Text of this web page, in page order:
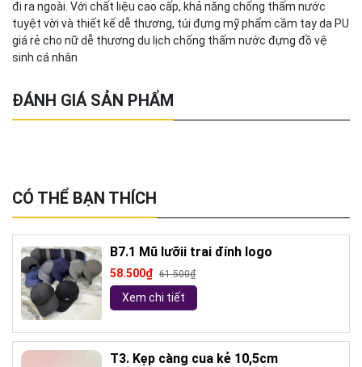
đi ra ngoài. Với chất liệu cao cấp, khả năng chống thấm nước
tuyệt vời và thiết kế dễ thương, túi đựng mỹ phẩm cầm tay da PU
giá rẻ cho nữ dễ thương du lịch chống thấm nước đựng đồ vệ
sinh cá nhân
ĐÁNH GIÁ SẢN PHẨM
CÓ THỂ BẠN THÍCH
B7.1 Mũ lưỡii trai đính logo
58.500₫ 61.500₫
Xem chi tiết
T3. Kẹp càng cua kẻ 10,5cm